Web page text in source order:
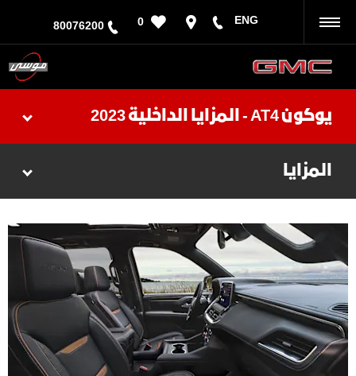
ENG
0
80076200
يوكون AT4 - المزايا الداخلية 2023
المزايا